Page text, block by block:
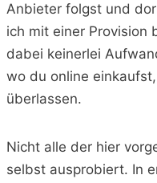
Anbieter folgst und
ich mit einer Provision
dabei keinerlei
wo du online
überlassen.
Nicht alle der hier
selbst ausprobiert. In